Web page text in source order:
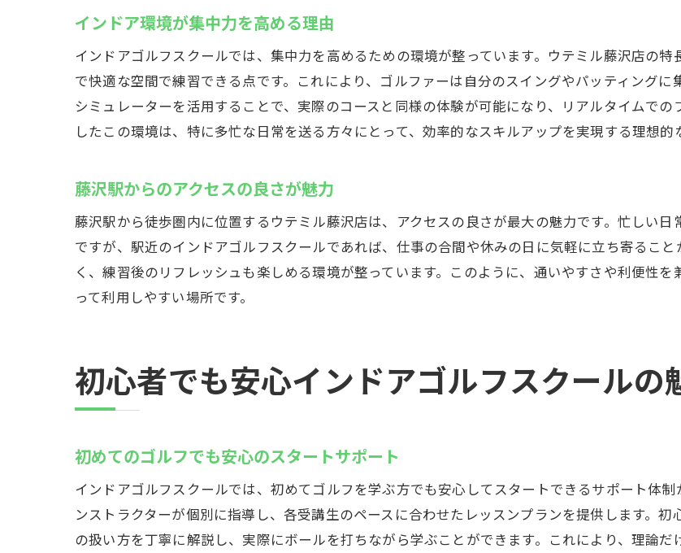
目標設定と達成プランの重要性
仲間との競い合いがモチベーションに
ゴルフの理論を学ぶ講義
練習コンペでの実力試し
リズムを保ちながらの効率的な練習
天候を気にせず計画的にトレーニング
心理的負担を軽減するプライベートスペース
個別指導でゴルフスキルを高めるインドアゴルフスクール
一人一人に合ったオリジナルレッスンプラン
技術の微調整を行うポイント
パフォーマンス向上のための定期評価
目標に合わせたカスタマイズ指導
上達の実感を得るためのフィードバック
インドア環境が集中力を高める理由
インドアゴルフスクールでは、集中力を高めるための環境が整っています。ウテミル藤沢店の
で快適な空間で練習できる点です。これにより、ゴルファーは自分のスイングやパッティング
シミュレーターを活用することで、実際のコースと同様の体験が可能になり、リアルタイムで
したこの環境は、特に多忙な日常を送る方々にとって、効率的なスキルアップを実現する理想的
藤沢駅からのアクセスの良さが魅力
藤沢駅から徒歩圏内に位置するウテミル藤沢店は、アクセスの良さが最大の魅力です。忙しい
ですが、駅近のインドアゴルフスクールであれば、仕事の合間や休みの日に気軽に立ち寄るこ
く、練習後のリフレッシュも楽しめる環境が整っています。このように、通いやすさや利便性
って利用しやすい場所です。
初心者でも安心インドアゴルフスクールの
初めてのゴルフでも安心のスタートサポート
インドアゴルフスクールでは、初めてゴルフを学ぶ方でも安心してスタートできるサポート体
ンストラクターが個別に指導し、各受講生のペースに合わせたレッスンプランを提供します。
の扱い方を丁寧に解説し、実際にボールを打ちながら学ぶことができます。これにより、理論